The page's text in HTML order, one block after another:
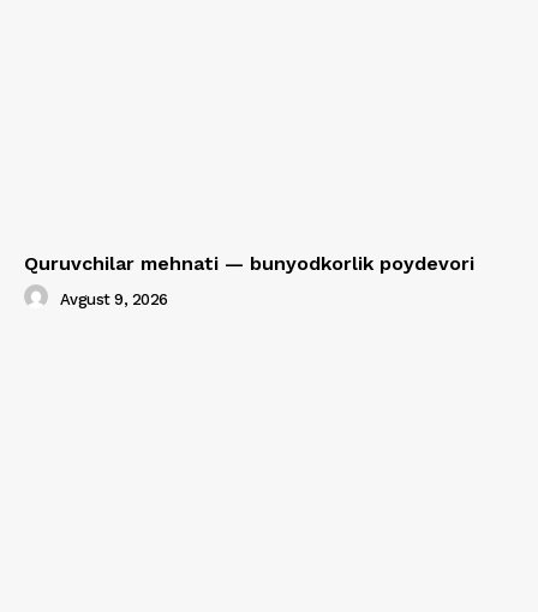
Quruvchilar mehnati — bunyodkorlik poydevori
Avgust 9, 2026